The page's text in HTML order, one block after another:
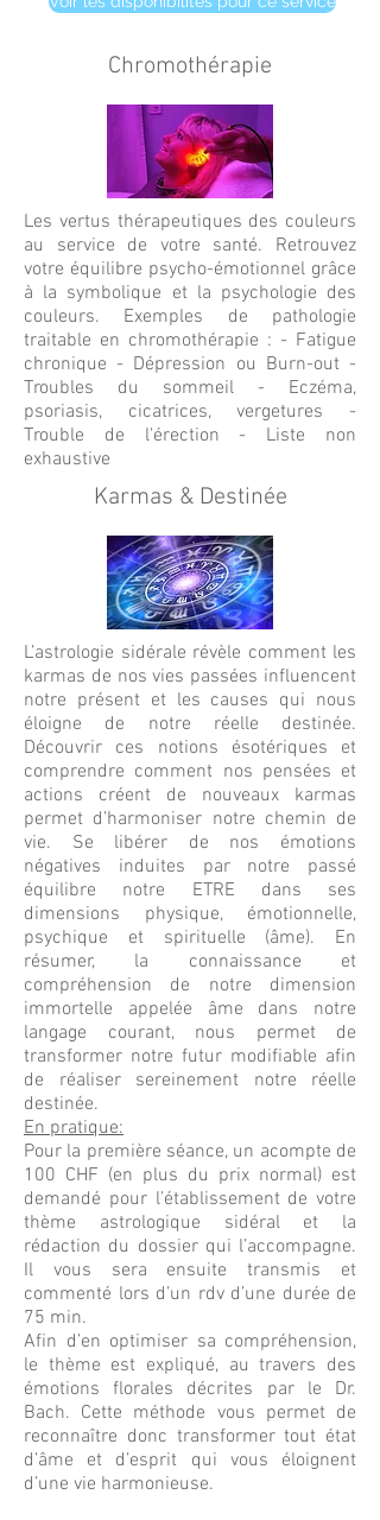
Chromothérapie
Les vertus thérapeutiques des couleurs
au service de votre santé. Retrouvez
votre équilibre psycho-émotionnel grâce
à la symbolique et la psychologie des
couleurs. Exemples de pathologie
traitable en chromothérapie : - Fatigue
chronique - Dépression ou Burn-out -
Troubles du sommeil - Eczéma,
psoriasis, cicatrices, vergetures -
Trouble de l'érection - Liste non
exhaustive
Karmas & Destinée
L’astrologie sidérale révèle comment les
karmas de nos vies passées influencent
notre présent et les causes qui nous
éloigne de notre réelle destinée.
Découvrir ces notions ésotériques et
comprendre comment nos pensées et
actions créent de nouveaux karmas
permet d’harmoniser notre chemin de
vie. Se libérer de nos émotions
négatives induites par notre passé
équilibre notre ETRE dans ses
dimensions physique, émotionnelle,
psychique et spirituelle (âme). En
résumer, la connaissance et
compréhension de notre dimension
immortelle appelée âme dans notre
langage courant, nous permet de
transformer notre futur modifiable afin
de réaliser sereinement notre réelle
destinée.
En pratique:
Pour la première séance, un acompte de
100 CHF (en plus du prix normal) est
demandé pour l’établissement de votre
thème astrologique sidéral et la
rédaction du dossier qui l’accompagne.
Il vous sera ensuite transmis et
commenté lors d’un rdv d’une durée de
75 min.
Afin d’en optimiser sa compréhension,
le thème est expliqué, au travers des
émotions florales décrites par le Dr.
Bach. Cette méthode vous permet de
reconnaître donc transformer tout état
d’âme et d’esprit qui vous éloignent
d’une vie harmonieuse.